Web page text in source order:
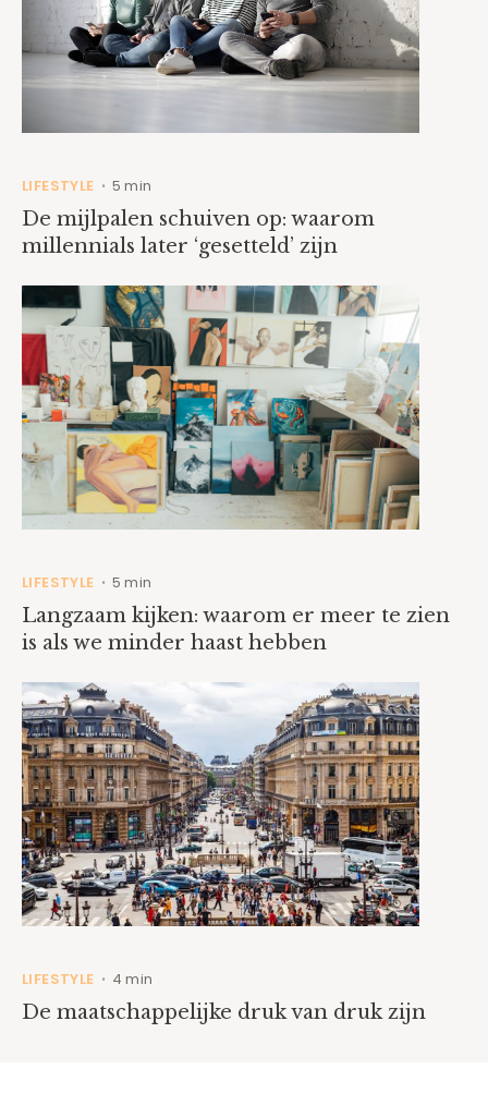
LIFESTYLE • 5 min
De mijlpalen schuiven op: waarom
millennials later ‘gesetteld’ zijn
LIFESTYLE • 5 min
Langzaam kijken: waarom er meer te zien
is als we minder haast hebben
LIFESTYLE • 4 min
De maatschappelijke druk van druk zijn